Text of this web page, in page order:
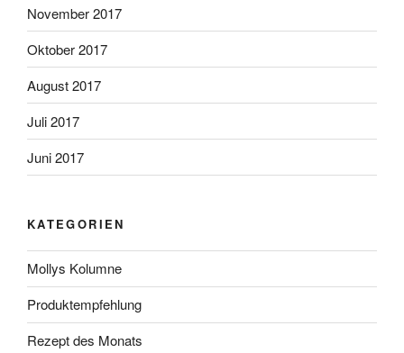
November 2017
Oktober 2017
August 2017
Juli 2017
Juni 2017
KATEGORIEN
Mollys Kolumne
Produktempfehlung
Rezept des Monats